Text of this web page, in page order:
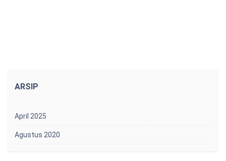
ARSIP
April 2025
Agustus 2020